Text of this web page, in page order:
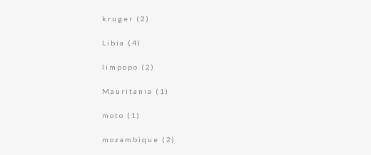
kruger (2)
Libia (4)
limpopo (2)
Mauritania (1)
moto (1)
mozambique (2)